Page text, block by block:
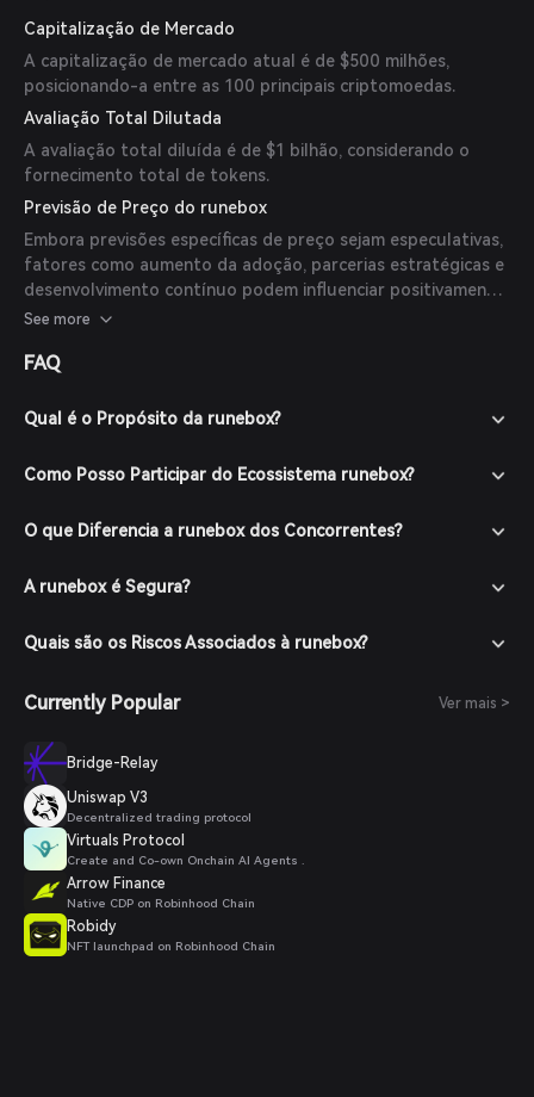
Capitalização de Mercado
A capitalização de mercado atual é de $500 milhões,
posicionando-a entre as 100 principais criptomoedas.
Avaliação Total Dilutada
A avaliação total diluída é de $1 bilhão, considerando o
fornecimento total de tokens.
Previsão de Preço do runebox
Embora previsões específicas de preço sejam especulativas,
fatores como aumento da adoção, parcerias estratégicas e
desenvolvimento contínuo podem influenciar positivamente
o valor do token. No entanto, é importante notar que o
previsão confiável está disponível atualmente por
See more
FAQ
Qual é o Propósito da runebox?
Como Posso Participar do Ecossistema runebox?
O que Diferencia a runebox dos Concorrentes?
A runebox é Segura?
Quais são os Riscos Associados à runebox?
Currently Popular Ver mais >
Bridge-Relay
Uniswap V3
Decentralized trading protocol
Virtuals Protocol
Create and Co-own Onchain AI Agents .
Arrow Finance
Native CDP on Robinhood Chain
Robidy
NFT launchpad on Robinhood Chain